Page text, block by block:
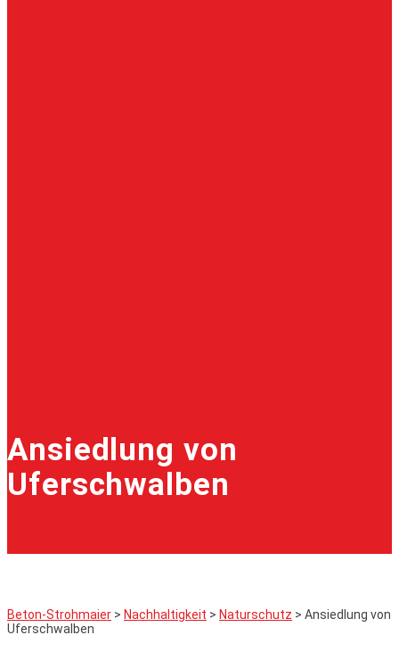
Ansiedlung von
Uferschwalben
Beton-Strohmaier > Nachhaltigkeit > Naturschutz > Ansiedlung von
Uferschwalben